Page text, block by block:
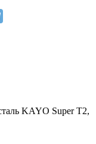
KAYO Super T2,